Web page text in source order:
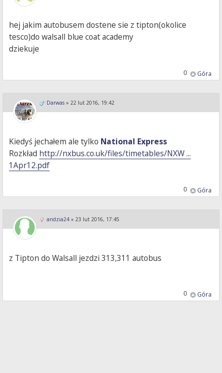
hej jakim autobusem dostene sie z tipton(okolice
tesco)do walsall blue coat academy
dziekuje
Góra
0
Darwas » 22 lut 2016, 19:42
Kiedyś jechałem ale tylko National Express
Rozkład http://nxbus.co.uk/files/timetables/NXW ...
1Apr12.pdf
Góra
0
andzia24 » 23 lut 2016, 17:45
z Tipton do Walsall jezdzi 313,311 autobus
Góra
0